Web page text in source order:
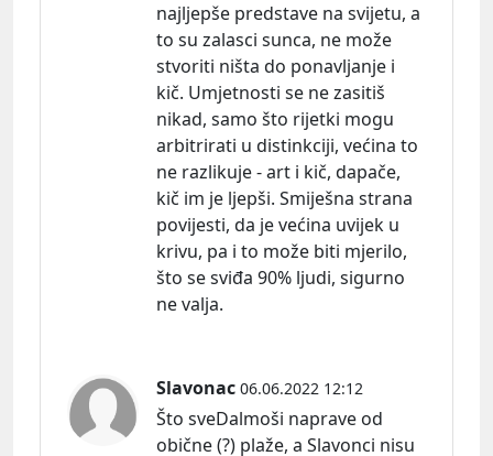
najljepše predstave na svijetu, a
to su zalasci sunca, ne može
stvoriti ništa do ponavljanje i
kič. Umjetnosti se ne zasitiš
nikad, samo što rijetki mogu
arbitrirati u distinkciji, većina to
ne razlikuje - art i kič, dapače,
kič im je ljepši. Smiješna strana
povijesti, da je većina uvijek u
krivu, pa i to može biti mjerilo,
što se sviđa 90% ljudi, sigurno
ne valja.
Slavonac 06.06.2022 12:12
Što sveDalmoši naprave od
obične (?) plaže, a Slavonci nisu